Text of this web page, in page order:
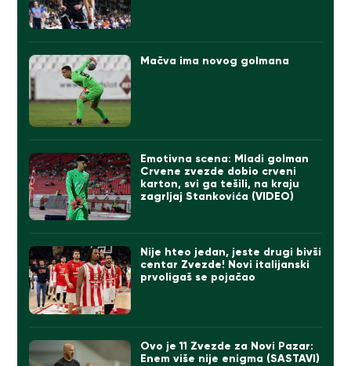
Mačva ima novog golmana
Emotivna scena: Mladi golman
Crvene zvezde dobio crveni
karton, svi ga tešili, na kraju
zagrljaj Stankovića (VIDEO)
Nije hteo jedan, jeste drugi bivši
centar Zvezde! Novi italijanski
prvoligaš se pojačao
Ovo je 11 Zvezde za Novi Pazar:
Enem više nije enigma (SASTAVI)